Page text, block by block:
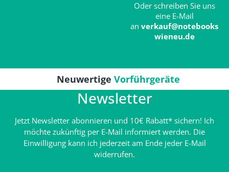
Oder schreiben Sie uns
eine E-Mail
an verkauf@notebooks
wieneu.de
Neuwertige Vorführgeräte
Newsletter
Jetzt Newsletter abonnieren und 10€ Rabatt* sichern! Ich
möchte zukünftig per E-Mail informiert werden. Die
Einwilligung kann ich jederzeit am Ende jeder E-Mail
widerrufen.